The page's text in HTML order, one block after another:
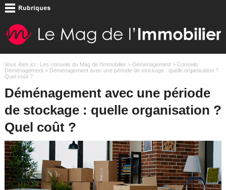
Vous êtes ici : Les conseils du Mag de l'Immobilier> Déménagement> Conseils
Déménagement> Déménagement avec une période de stockage : quelle organisation ?
Quel coût ?
Déménagement avec une période
de stockage : quelle organisation ?
Quel coût ?